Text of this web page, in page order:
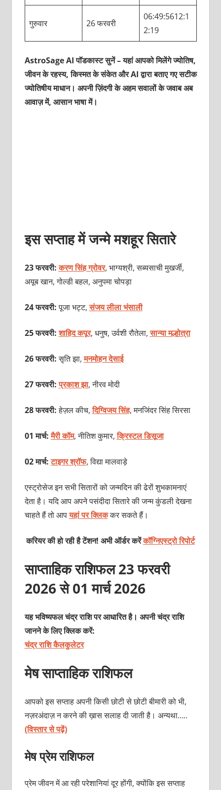
गुरुवार 26 फरवरी
06:49:5612:1
2:19
AstroSage AI पॉडकास्ट सुनें – यहां आपको मिलेंगे ज्योतिष,
जीवन के रहस्य, किस्मत के संकेत और AI द्वारा बताए गए सटीक
ज्योतिषीय माधान। अपनी ज़िंदगी के अहम सवालों के जवाब अब
आवाज़ में, आसान भाषा में।
इस सप्ताह में जन्मे मशहूर सितारे
23 फरवरी:करण सिंह ग्रोवर, भाग्‍यश्री, सब्‍यसाची मुखर्जी,
अयूब खान, गोल्‍डी बहल, अनुपमा चोपड़ा
24 फरवरी:पूजा भट्ट,संजय लीला भंसाली
25 फरवरी:शाहिद कपूर, धनुष, उर्वशी रौतेला,सान्‍या मल्होत्रा
26 फरवरी:सृति झा,मनमोहन देसाई
27 फरवरी:प्रकाश झा, नीरव मोदी
28 फरवरी:हेज़ल कीच,दिग्‍विजय सिंह, मनजिंदर सिंह सिरसा
01 मार्च:मैरी कॉम, नीतिश कुमार,क्रिस्‍टल डिसूजा
02 मार्च:टाइगर श्रॉफ, विद्या मालवाड़े
एस्ट्रोसेज इन सभी सितारों को जन्मदिन की ढेरों शुभकामनाएं
देता है। यदि आप अपने पसंदीदा सितारे की जन्म कुंडली देखना
चाहते हैं तो आपयहां पर क्लिककर सकते हैं।
करियर की हो रही है टेंशन! अभी ऑर्डर करेंकॉग्निएस्ट्रो रिपोर्ट
साप्ताहिक राशिफल 23 फरवरी
2026 से 01 मार्च 2026
यह भविष्यफल चंद्र राशि पर आधारित है। अपनी चंद्र राशि
जानने के लिए क्लिक करें:
चंद्र राशि कैलकुलेटर
मेष साप्ताहिक राशिफल
आपको इस सप्ताह अपनी किसी छोटी से छोटी बीमारी को भी,
नज़रअंदाज़ न करने की ख़ास सलाह दी जाती है। अन्यथा…..
(विस्तार से पढ़ें)
मेष प्रेम राशिफल
प्रेम जीवन में आ रही परेशानियां दूर होंगी, क्योंकि इस सप्ताह